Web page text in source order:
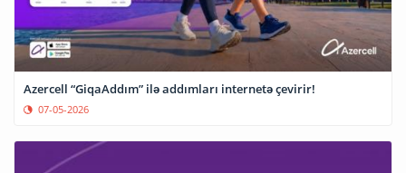
Azercell “GiqaAddım” ilə addımları internetə çevirir!
07-05-2026